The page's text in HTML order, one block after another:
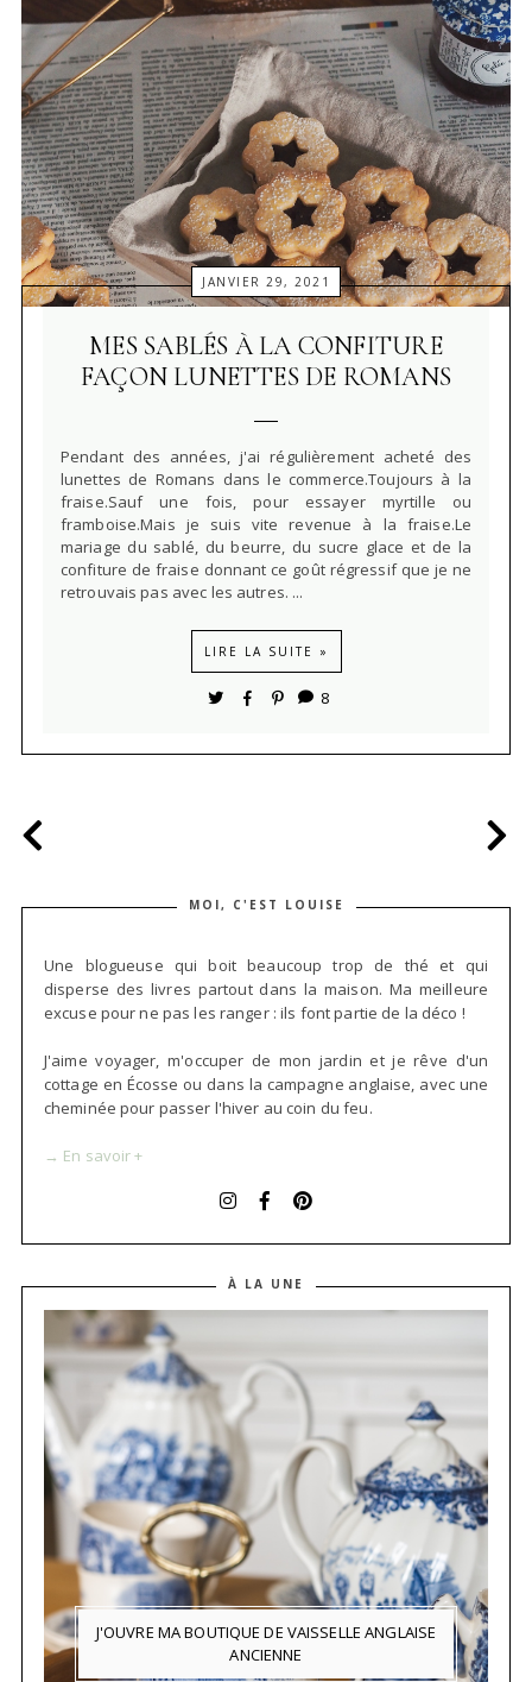
JANVIER 29, 2021
MES SABLÉS À LA CONFITURE
FAÇON LUNETTES DE ROMANS
Pendant des années, j'ai régulièrement acheté des
lunettes de Romans dans le commerce.Toujours à la
fraise.Sauf une fois, pour essayer myrtille ou
framboise.Mais je suis vite revenue à la fraise.Le
mariage du sablé, du beurre, du sucre glace et de la
confiture de fraise donnant ce goût régressif que je ne
retrouvais pas avec les autres. ...
LIRE LA SUITE »
8
MOI, C'EST LOUISE
Une blogueuse qui boit beaucoup trop de thé et qui
disperse des livres partout dans la maison. Ma meilleure
excuse pour ne pas les ranger : ils font partie de la déco !
J'aime voyager, m'occuper de mon jardin et je rêve d'un
cottage en Écosse ou dans la campagne anglaise, avec une
cheminée pour passer l'hiver au coin du feu.
→ En savoir +
À LA UNE
J'OUVRE MA BOUTIQUE DE VAISSELLE ANGLAISE
ANCIENNE